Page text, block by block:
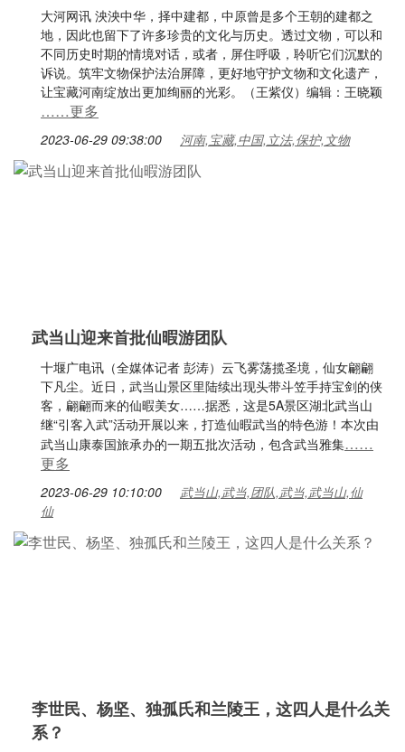
大河网讯 泱泱中华，择中建都，中原曾是多个王朝的建都之
地，因此也留下了许多珍贵的文化与历史。透过文物，可以和
不同历史时期的情境对话，或者，屏住呼吸，聆听它们沉默的
诉说。筑牢文物保护法治屏障，更好地守护文物和文化遗产，
让宝藏河南绽放出更加绚丽的光彩。（王紫仪）编辑：王晓颖
……更多
2023-06-29 09:38:00 河南,宝藏,中国,立法,保护,文物
武当山迎来首批仙暇游团队
十堰广电讯（全媒体记者 彭涛）云飞雾荡揽圣境，仙女翩翩
下凡尘。近日，武当山景区里陆续出现头带斗笠手持宝剑的侠
客，翩翩而来的仙暇美女……据悉，这是5A景区湖北武当山
继“引客入武”活动开展以来，打造仙暇武当的特色游！本次由
武当山康泰国旅承办的一期五批次活动，包含武当雅集……
更多
2023-06-29 10:10:00
武当山,武当,团队,武当,武当山,仙
仙
李世民、杨坚、独孤氏和兰陵王，​这四人是什么关
系？